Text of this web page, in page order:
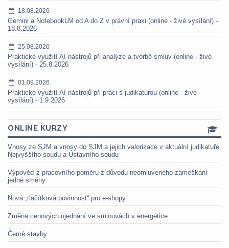
18.08.2026
Gemini a NotebookLM od A do Z v právní praxi (online - živé vysílání) -
18.8.2026
25.08.2026
Praktické využití AI nástrojů při analýze a tvorbě smluv (online - živé
vysílání) - 25.8.2026
01.09.2026
Praktické využití AI nástrojů při práci s judikaturou (online - živé
vysílání) - 1.9.2026
ONLINE KURZY
Vnosy ze SJM a vnosy do SJM a jejich valorizace v aktuální judikatuře
Nejvyššího soudu a Ústavního soudu
Výpověď z pracovního poměru z důvodu neomluveného zameškání
jedné směny
Nová „tlačítková povinnost“ pro e-shopy
Změna cenových ujednání ve smlouvách v energetice
Černé stavby